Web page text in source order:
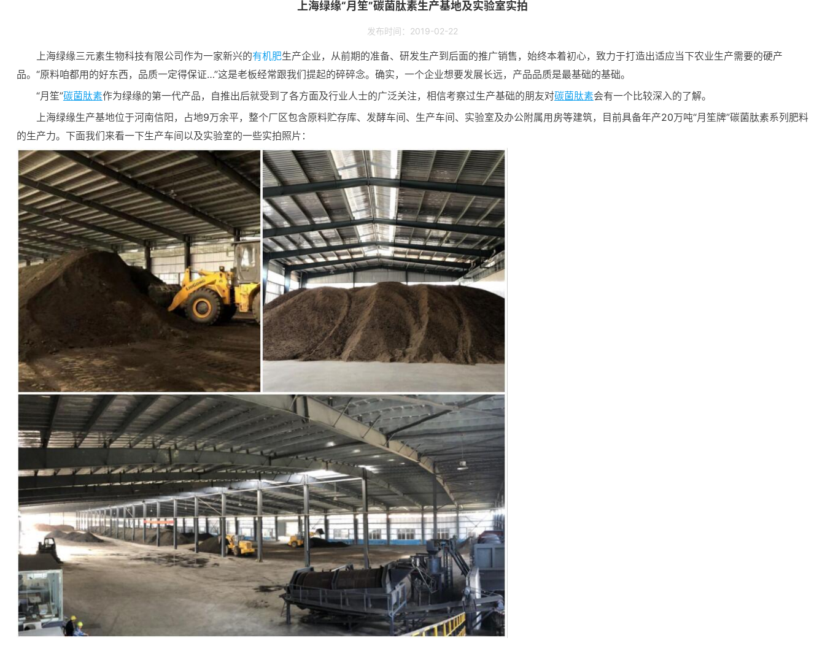
上海绿缘“月笙”碳菌肽素生产基地及实验室实拍
发布时间：2019-02-22
上海绿缘三元素生物科技有限公司作为一家新兴的有机肥生产企业，从前期的准备、研发生产到后面的推广销售，始终本着初心，致力于打造出适应当下农业生产需要的硬产
品。“原料咱都用的好东西，品质一定得保证…”这是老板经常跟我们提起的碎碎念。确实，一个企业想要发展长远，产品品质是最基础的基础。
“月笙”碳菌肽素作为绿缘的第一代产品，自推出后就受到了各方面及行业人士的广泛关注，相信考察过生产基础的朋友对碳菌肽素会有一个比较深入的了解。
上海绿缘生产基地位于河南信阳，占地9万余平，整个厂区包含原料贮存库、发酵车间、生产车间、实验室及办公附属用房等建筑，目前具备年产20万吨“月笙牌”碳菌肽素系列肥料
的生产力。下面我们来看一下生产车间以及实验室的一些实拍照片：